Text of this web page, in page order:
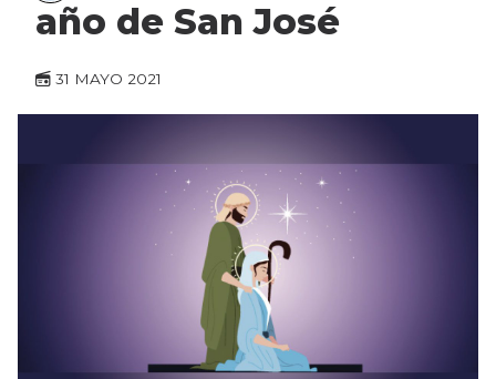
año de San José
31 MAYO 2021